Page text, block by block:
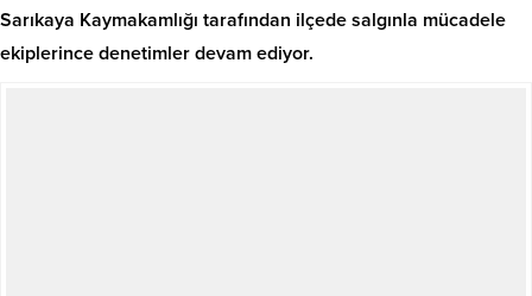
Sarıkaya Kaymakamlığı tarafından ilçede salgınla mücadele
ekiplerince denetimler devam ediyor.